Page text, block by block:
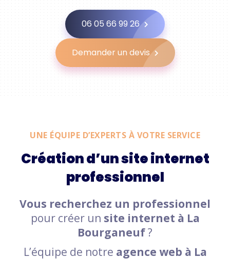
06 05 66 99 26
Demander un devis
UNE ÉQUIPE D’EXPERTS À VOTRE SERVICE
Création d’un site internet
professionnel
Vous recherchez un professionnel
pour créer un site internet à La
Bourganeuf?
L’équipe de notre agence web à La